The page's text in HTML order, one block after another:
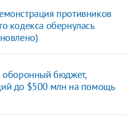
противников
кодекса обернулась
бюджет,
до $500 млн на помощь